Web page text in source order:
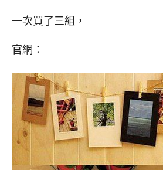
一次買了三組，
官網：